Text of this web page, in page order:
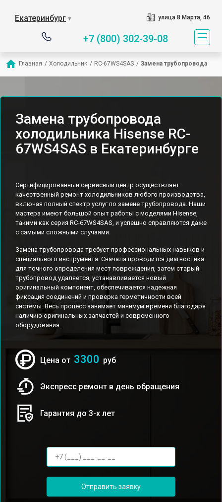
Екатеринбург ▼ улица 8 Марта, 46
+7 (800) 302-39-08
Главная / Холодильник / RC-67WS4SAS / Замена трубопровода
Замена трубопровода
холодильника Hisense RC-
67WS4SAS в Екатеринбурге
Сертифицированный сервисный центр осуществляет
качественный ремонт холодильников любого производства,
включая полный спектр услуг по замене трубопровода. Наши
мастера имеют большой опыт работы с моделями Hisense,
такими как серия RC-67WS4SAS, и успешно справляются даже
с самыми сложными случаями.
Замена трубопровода требует профессиональных навыков и
специального инструмента. Сначала проводится диагностика
для точного определения мест повреждения, затем старый
трубопровод удаляется, устанавливается новый
оригинальный компонент, обеспечивается надежная
фиксация соединений и проверка герметичности всей
системы. Весь процесс занимает минимум времени благодаря
наличию оригинальных запчастей и современного
оборудования.
Цена от 3300 руб
Экспресс ремонт в день обращения
Гарантия до 3-х лет
Отправить заявку